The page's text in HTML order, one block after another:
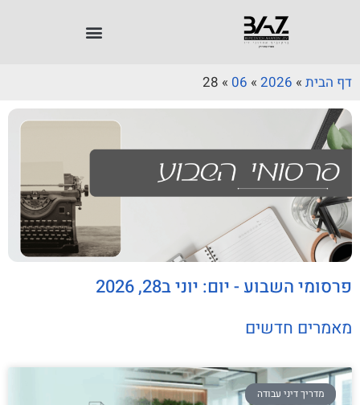
דף הבית »
2026
»
06
»
פרסומי השבוע - יום: יוני ב28, 2026
מאמרים חדשים
מדריך דיני עבודה